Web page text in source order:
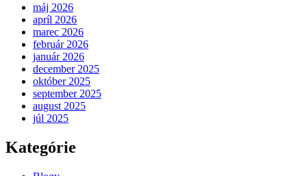
máj 2026
apríl 2026
marec 2026
február 2026
január 2026
december 2025
október 2025
september 2025
august 2025
júl 2025
Kategórie